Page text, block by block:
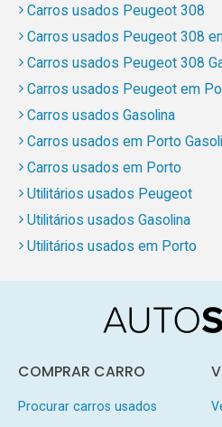
Carros usados Peugeot 308
Carros usados Peugeot 308
Carros usados Peugeot 308
Carros usados Peugeot em
Carros usados Gasolina
Carros usados em Porto
Carros usados em Porto
Utilitários usados Peugeot
Utilitários usados Gasolina
Utilitários usados em Porto
COMPRAR CARRO
Procurar carros usados